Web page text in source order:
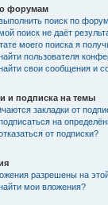
форумам
поиск по
поиск не даёт
моего поиска я
пользователя
свои сообщения и
и подписка на темы
закладки от
на
от подписки?
разрешены на
мои вложения?